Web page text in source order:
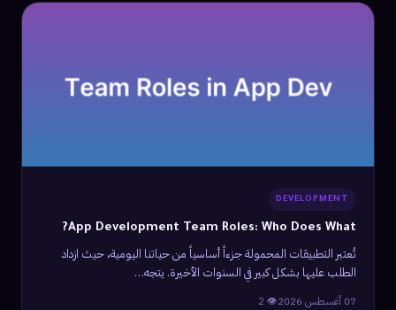
DEVELOPMENT
App Development Team Roles: Who Does What?
تُعتبر التطبيقات المحمولة جزءاً أساسياً من حياتنا اليومية، حيث ازداد
الطلب عليها بشكل كبير في السنوات الأخيرة. يتجه…
07 أغسطس 2026 👁 2